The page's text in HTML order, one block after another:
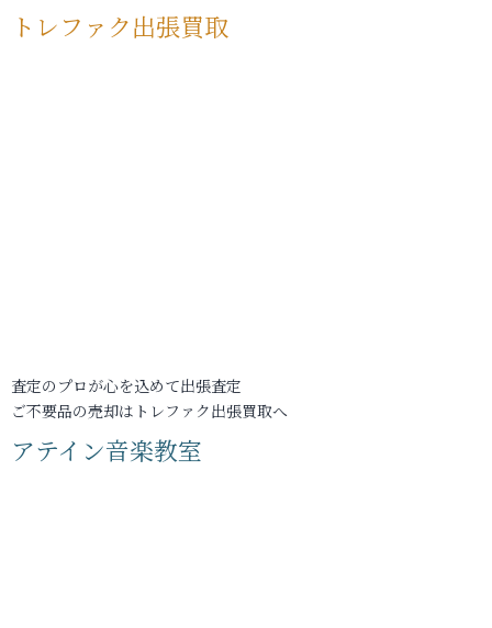
トレファク出張買取
査定のプロが心を込めて出張査定
ご不要品の売却はトレファク出張買取へ
アテイン音楽教室